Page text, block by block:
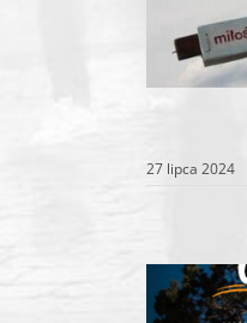
27 lipca 2024